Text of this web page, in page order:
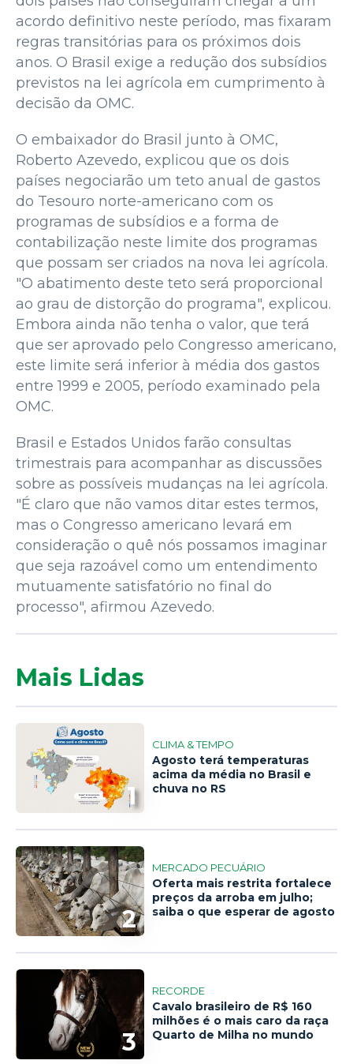
acordo definitivo neste período, mas fixaram
regras transitórias para os próximos dois
anos. O Brasil exige a redução dos subsídios
previstos na lei agrícola em cumprimento à
decisão da OMC.
O embaixador do Brasil junto à OMC,
Roberto Azevedo, explicou que os dois
países negociarão um teto anual de gastos
do Tesouro norte-americano com os
programas de subsídios e a forma de
contabilização neste limite dos programas
que possam ser criados na nova lei agrícola.
"O abatimento deste teto será proporcional
ao grau de distorção do programa", explicou.
Embora ainda não tenha o valor, que terá
que ser aprovado pelo Congresso americano,
este limite será inferior à média dos gastos
entre 1999 e 2005, período examinado pela
OMC.
Brasil e Estados Unidos farão consultas
trimestrais para acompanhar as discussões
sobre as possíveis mudanças na lei agrícola.
"É claro que não vamos ditar estes termos,
mas o Congresso americano levará em
consideração o quê nós possamos imaginar
que seja razoável como um entendimento
mutuamente satisfatório no final do
processo", afirmou Azevedo.
Mais Lidas
1
CLIMA & TEMPO
Agosto terá temperaturas
acima da média no Brasil e
chuva no RS
2
MERCADO PECUÁRIO
Oferta mais restrita fortalece
preços da arroba em julho;
saiba o que esperar de agosto
3
RECORDE
Cavalo brasileiro de R$ 160
milhões é o mais caro da raça
Quarto de Milha no mundo